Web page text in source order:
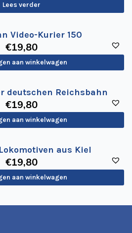
Lees verder
Video-Kurier 150
€19,80
aan winkelwagen
deutschen Reichsbahn
€19,80
aan winkelwagen
aus Kiel
€19,80
aan winkelwagen